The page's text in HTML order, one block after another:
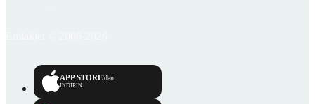
APP STORE'dan
İNDİRİN